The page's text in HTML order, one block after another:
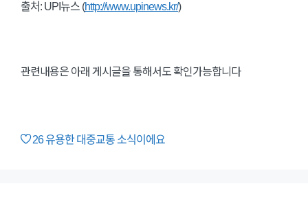
출처: UPI뉴스 (http://www.upinews.kr/)
관련내용은 아래 게시글을 통해서도 확인가능합니다
26유용한 대중교통 소식이에요